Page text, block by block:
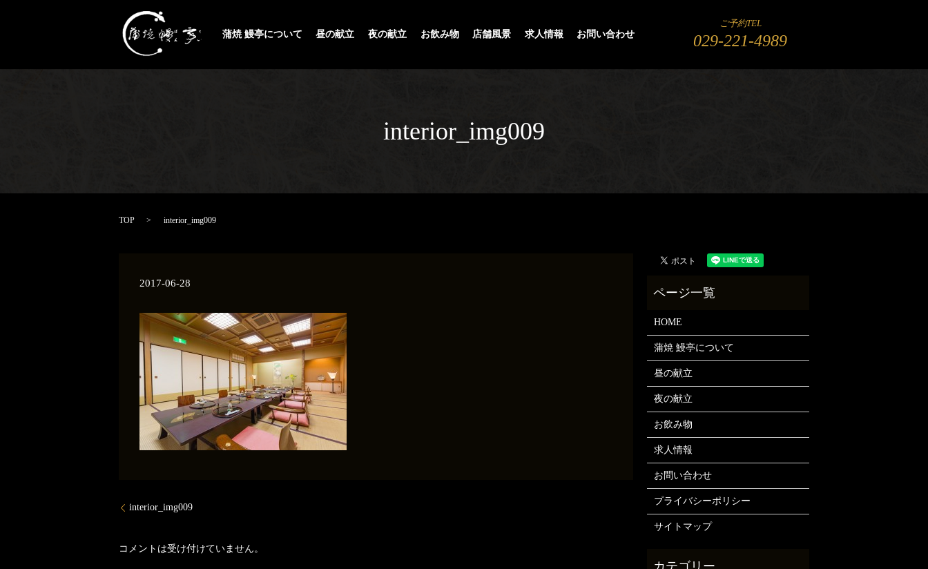
ご予約TEL
029-221-4989
蒲焼 鰻亭について 昼の献立 夜の献立 お飲み物 店舗風景 求人情報 お問い合わせ
interior_img009
TOP interior_img009
2017-06-28
interior_img009
コメントは受け付けていません。
HOME
蒲焼 鰻亭について
昼の献立
夜の献立
お飲み物
求人情報
お問い合わせ
プライバシーポリシー
サイトマップ